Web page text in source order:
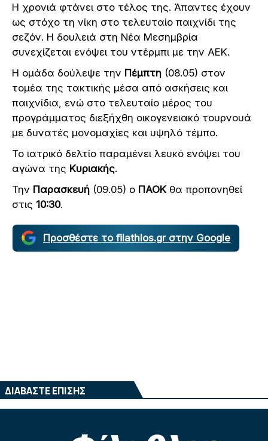
Η χρονιά φτάνει στο τέλος της. Άπαντες έχουν
ως στόχο τη νίκη στο τελευταίο παιχνίδι της
σεζόν. Η δουλειά στη Νέα Μεσημβρία
συνεχίζεται ενόψει του ντέρμπι με την ΑΕΚ.
Η ομάδα δούλεψε την Πέμπτη (08.05) στον
τομέα της τακτικής μέσα από ασκήσεις και
παιχνίδια, ενώ στο τελευταίο μέρος του
προγράμματος διεξήχθη οικογενειακό τουρνουά
με δυνατές μονομαχίες και υψηλό τέμπο.
Το ιατρικό δελτίο παραμένει λευκό ενόψει του
αγώνα της Κυριακής.
Την Παρασκευή (09.05) ο ΠΑΟΚθα προπονηθεί
στις 10:30.
Προσθέστε το filathlos.gr στην Google
ΔΙΑΒΑΣΤΕ ΕΠΙΣΗΣ